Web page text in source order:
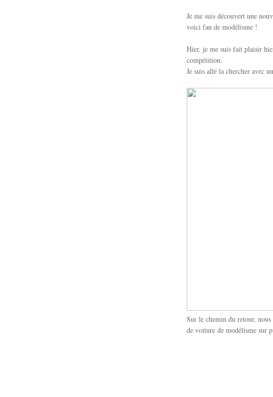
Je me suis découvert une
voici fan de modélisme !
Hier, je me suis fait plaisir
compétition.
Je suis allé la chercher avec
Sur le chemin du retour,
de voiture de modélisme sur